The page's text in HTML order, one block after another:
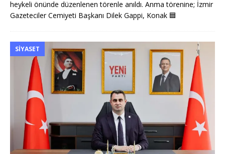
heykeli önünde düzenlenen törenle anıldı. Anma törenine; İzmir
Gazeteciler Cemiyeti Başkanı Dilek Gappi, Konak 🟦
SIYASET